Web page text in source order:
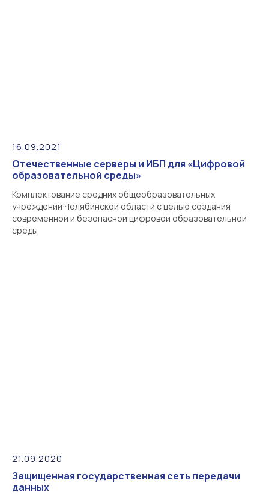
16.09.2021
Отечественные серверы и ИБП для «Цифровой
образовательной среды»
Комплектование средних общеобразовательных
учреждений Челябинской области с целью создания
современной и безопасной цифровой образовательной
среды
21.09.2020
Защищенная государственная сеть передачи
данных